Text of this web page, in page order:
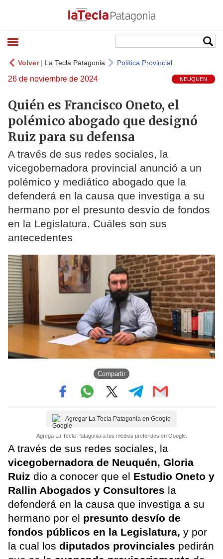
Volver| La Tecla Patagonia Política Provincial
26 de noviembre de 2024 NEUQUEN
Quién es Francisco Oneto, el
polémico abogado que designó
Ruiz para su defensa
A través de sus redes sociales, la
vicegobernadora provincial anunció a un
polémico y mediático abogado que la
defenderá en la causa que investiga a su
hermano por el presunto desvío de fondos
en la Legislatura. Cuáles son sus
antecedentes
Compartir
Agregar La Tecla Patagonia en Google
Agrega La Tecla Patagonia a tus medios preferidos en Google.
A través de sus redes sociales, la
vicegobernadora de Neuquén, Gloria
Ruiz dio a conocer que el Estudio Oneto y
Rallin Abogados y Consultores la
defenderá en la causa que investiga a su
hermano por el presunto desvío de
fondos públicos en la Legislatura, y por
la cual los diputados provinciales pedirán